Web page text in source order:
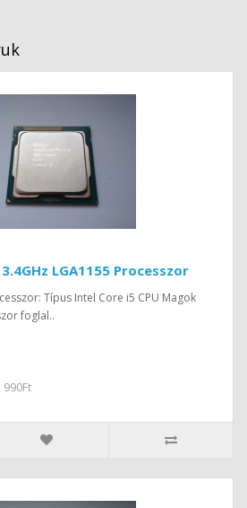
LGA1155 Processzor
Típus Intel Core i5 CPU Magok
foglal..